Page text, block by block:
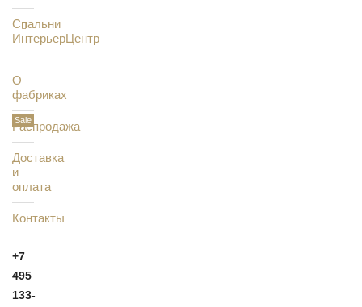
Спальни
ИнтерьерЦентр
О
фабриках
Распродажа
Доставка
и
оплата
Контакты
+7
495
133-